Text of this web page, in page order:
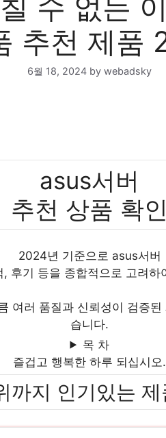
수 없는
추천 제품
6월 18, 2024 by webadsky
asus서버
추천 상품 확인
2024년 기준으로 asus서버
후기 등을 종합적으로 고려하
여러 품질과 신뢰성이 검증
습니다.
목 차
즐겁고 행복한 하루 되십시오.
지 인기있는